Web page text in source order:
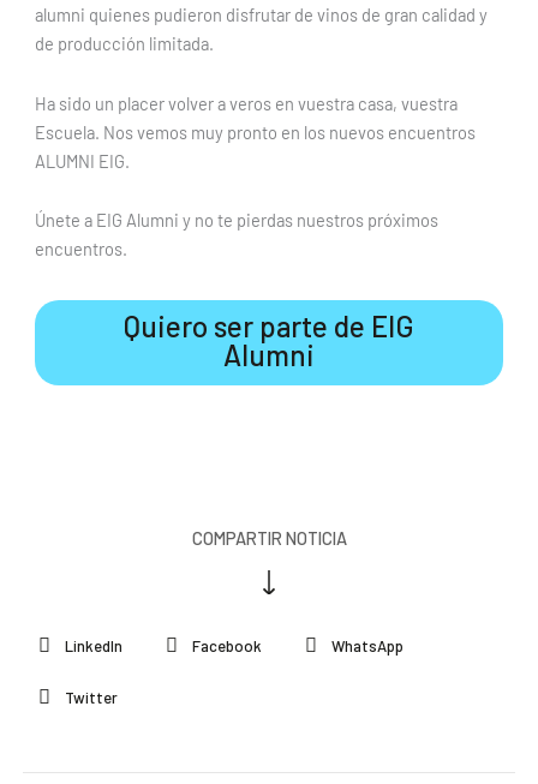
alumni quienes pudieron disfrutar de vinos de gran calidad y
de producción limitada.
Ha sido un placer volver a veros en vuestra casa, vuestra
Escuela. Nos vemos muy pronto en los nuevos encuentros
ALUMNI EIG.
Únete a EIG Alumni y no te pierdas nuestros próximos
encuentros.
Quiero ser parte de EIG
Alumni
COMPARTIR NOTICIA
LinkedIn Facebook WhatsApp
Twitter